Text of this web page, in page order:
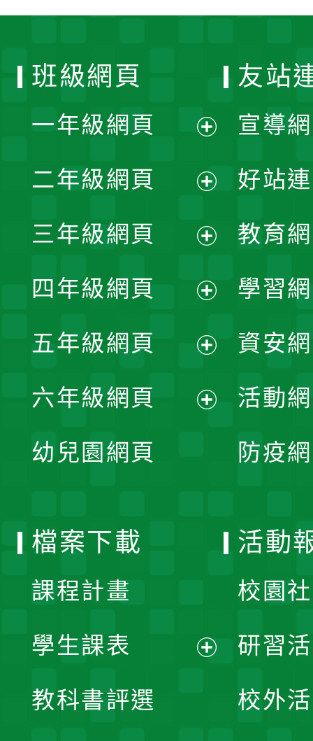
班級網頁
一年級網頁
開
選
單
二年級網頁
開
選
單
三年級網頁
開
選
單
四年級網頁
開
選
五年級網頁
開
六年級網頁
幼兒園網頁
友站
宣導
好站
教育
學習
資安
活動
防疫
檔案下載
課程計畫
學生課表
教科書評選
活動
校園
研習
校外